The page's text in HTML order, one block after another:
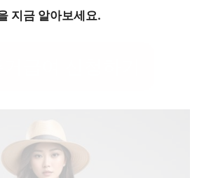
지금 알아보세요.